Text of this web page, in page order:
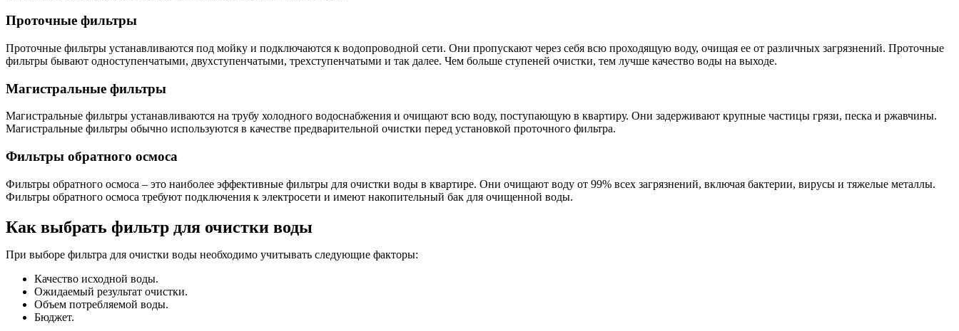
Проточные фильтры
Проточные фильтры устанавливаются под мойку и подключаются к водопроводной сети. Они пропускают через себя всю проходящую воду, очищая ее от различных загрязнений. Проточные
фильтры бывают одноступенчатыми, двухступенчатыми, трехступенчатыми и так далее. Чем больше ступеней очистки, тем лучше качество воды на выходе.
Магистральные фильтры
Магистральные фильтры устанавливаются на трубу холодного водоснабжения и очищают всю воду, поступающую в квартиру. Они задерживают крупные частицы грязи, песка и ржавчины.
Магистральные фильтры обычно используются в качестве предварительной очистки перед установкой проточного фильтра.
Фильтры обратного осмоса
Фильтры обратного осмоса – это наиболее эффективные фильтры для очистки воды в квартире. Они очищают воду от 99% всех загрязнений, включая бактерии, вирусы и тяжелые металлы.
Фильтры обратного осмоса требуют подключения к электросети и имеют накопительный бак для очищенной воды.
Как выбрать фильтр для очистки воды
При выборе фильтра для очистки воды необходимо учитывать следующие факторы:
Качество исходной воды.
Ожидаемый результат очистки.
Объем потребляемой воды.
Бюджет.